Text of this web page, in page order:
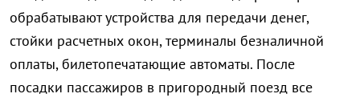
обрабатывают устройства для передачи денег,
стойки расчетных окон, терминалы безналичной
оплаты, билетопечатающие автоматы. После
посадки пассажиров в пригородный поезд все